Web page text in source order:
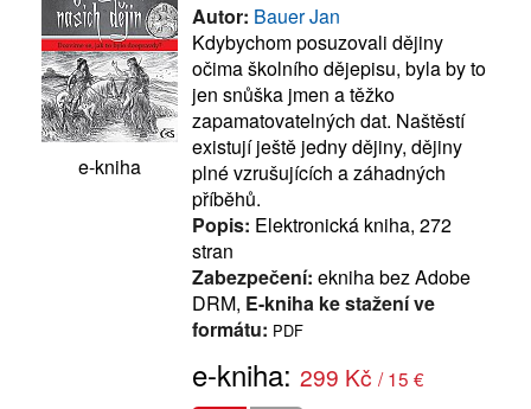
e-kniha
Autor: Bauer Jan
Kdybychom posuzovali dějiny
očima školního dějepisu, byla by to
jen snůška jmen a těžko
zapamatovatelných dat. Naštěstí
existují ještě jedny dějiny, dějiny
plné vzrušujících a záhadných
příběhů.
Popis: Elektronická kniha, 272
stran
Zabezpečení: ekniha bez Adobe
DRM, E-kniha ke stažení ve
formátu: PDF
e-kniha: 299 Kč / 15 €